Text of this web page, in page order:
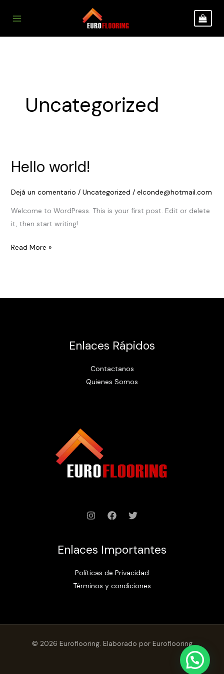
Uncategorized
Hello world!
Dejá un comentario / Uncategorized / elconde@hotmail.com
Welcome to WordPress. This is your first post. Edit or delete
it, then start writing!
Hello
Read More »
Enlaces Rápidos
Contactanos
Quienes Somos
Enlaces Importantes
Políticas de Privacidad
Términos y condiciones
© 2026 Euroflooring. Elaborado por Euroflooring